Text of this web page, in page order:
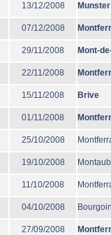
13/12/2008 Munster
07/12/2008
29/11/2008 Mont-
22/11/2008
15/11/2008 Brive
01/11/2008
25/10/2008
19/10/2008
11/10/2008
04/10/2008
27/09/2008